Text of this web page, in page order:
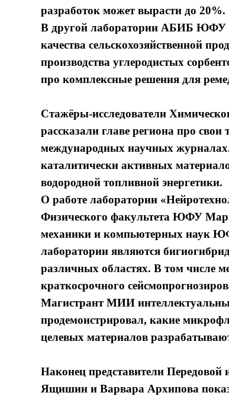
разработок может вырасти до 20%.
В другой лаборатории АБИБ ЮФУ
качества сельскохозяйственной
производства углеродистых
про комплексные решения для
Стажёры-исследователи
рассказали главе региона про
международных научных журналах.
каталитически активных
водородной топливной энергетики.
О работе лаборатории
Физического факультета ЮФУ
механики и компьютерных наук
лаборатории являются
различных областях. В том числе
краткосрочного
Магистрант МИИ
продемонстрировал, какие
целевых материалов
Наконец представители
Ящишин и Варвара Архипова